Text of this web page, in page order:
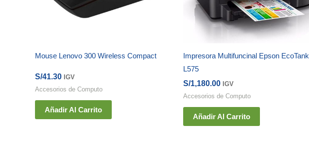
Mouse Lenovo 300 Wireless Compact
S/41.30 IGV
Accesorios de Computo
Añadir Al Carrito
Impresora Multifuncinal Epson EcoTank
L575
S/1,180.00 IGV
Accesorios de Computo
Añadir Al Carrito